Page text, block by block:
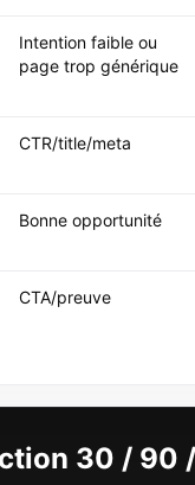
Intention faible ou
page trop générique
CTR/title/meta
Bonne opportunité
CTA/preuve
30 / 90